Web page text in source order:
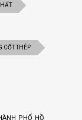
CỐT THÉP
PHỐ HỒ